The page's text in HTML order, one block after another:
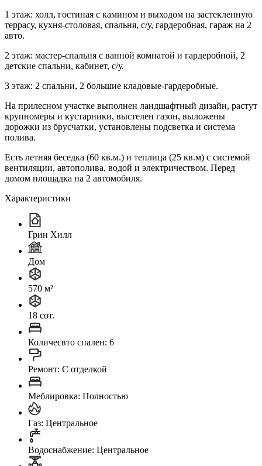
1 этаж: холл, гостиная с камином и выходом на застекленную
террасу, кухня-столовая, спальня, с/у, гардеробная, гараж на 2
авто.
2 этаж: мастер-спальня с ванной комнатой и гардеробной, 2
детские спальни, кабинет, с/у.
3 этаж: 2 спальни, 2 большие кладовые-гардеробные.
На прилесном участке выполнен ландшафтный дизайн, растут
крупномеры и кустарники, выстелен газон, выложены
дорожки из брусчатки, установлены подсветка и система
полива.
Есть летняя беседка (60 кв.м.) и теплица (25 кв.м) с системой
вентиляции, автополива, водой и электричеством. Перед
домом площадка на 2 автомобиля.
Характеристики
Грин Хилл
Дом
570 м²
18 сот.
Количесвто спален: 6
Ремонт: C отделкой
Меблировка: Полностью
Газ: Центральное
Водоснабжение: Центральное